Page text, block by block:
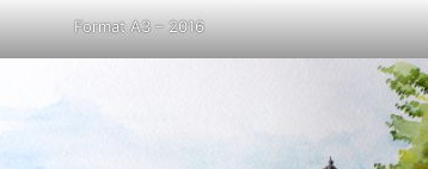
Format A3 – 2016